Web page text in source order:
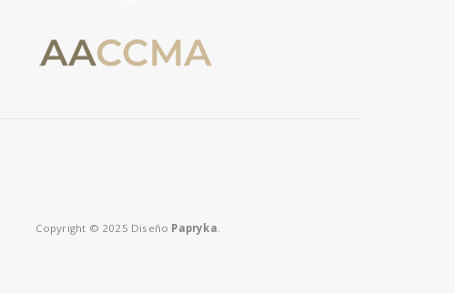
Copyright © 2025 Diseño Papryka.